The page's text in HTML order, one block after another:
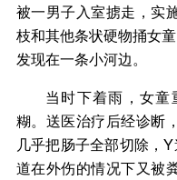
被一男子入室掳走，实
枝和其他条状硬物捅女
发现在一条小河边。
当时下着雨，女
糊。送医治疗后经诊断
几乎把肠子全部切除，
道在外伤的情况下又被